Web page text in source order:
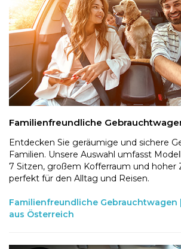
Familienfreundliche
Entdecken Sie geräumige und sichere
Familien. Unsere Auswahl umfasst
7 Sitzen, großem Kofferraum und hoher
perfekt für den Alltag und Reisen.
Familienfreundliche Gebrauchtwagen
aus Österreich